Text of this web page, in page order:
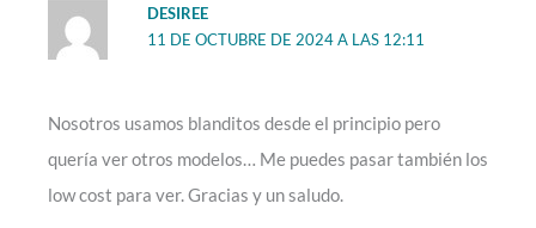
DESIREE
11 DE OCTUBRE DE 2024 A LAS 12:11
Nosotros usamos blanditos desde el principio pero
quería ver otros modelos… Me puedes pasar también los
low cost para ver. Gracias y un saludo.